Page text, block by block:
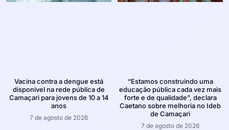
Vacina contra a dengue está
disponível na rede pública de
Camaçari para jovens de 10 a 14
anos
7 de agosto de 2026
“Estamos construindo uma
educação pública cada vez mais
forte e de qualidade”, declara
Caetano sobre melhoria no Ideb
de Camaçari
7 de agosto de 2026